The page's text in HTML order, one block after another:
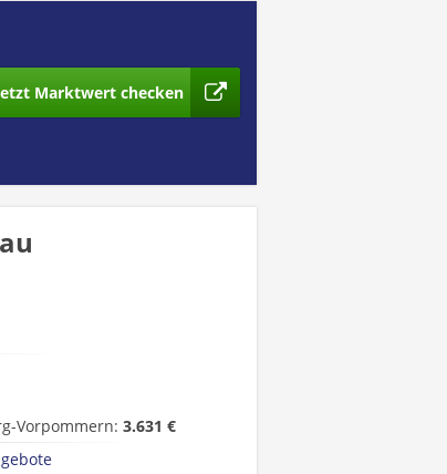
Marktwert checken
Vorpommern: 3.631 €